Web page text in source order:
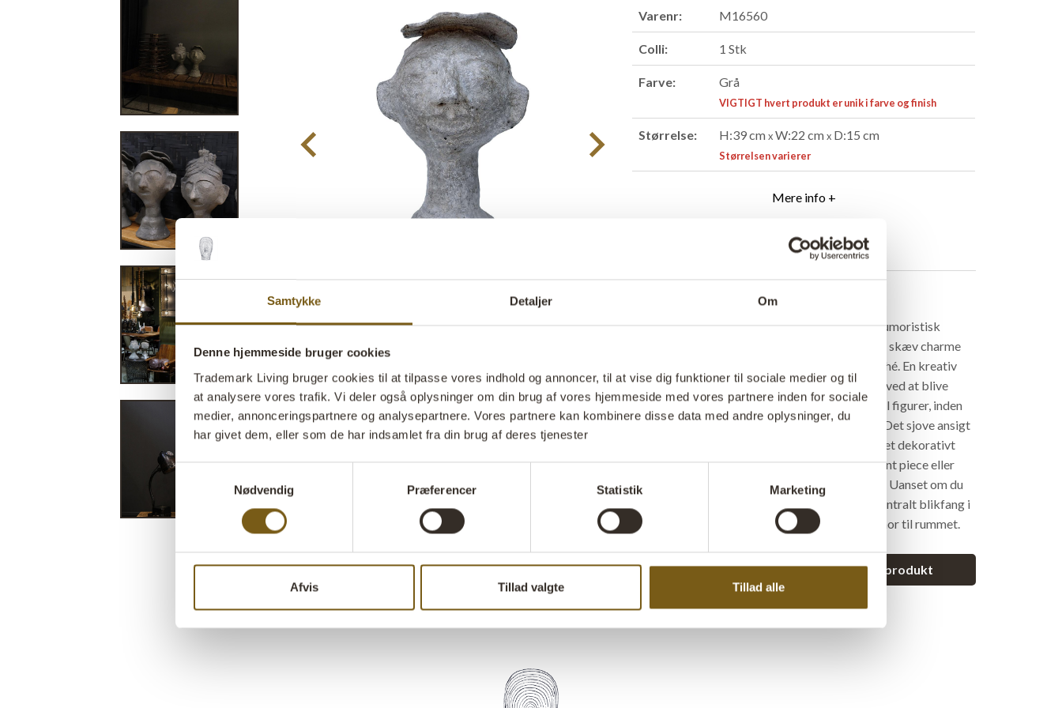
Samtykke Detaljer Om
Denne hjemmeside bruger cookies
Trademark Living bruger cookies til at tilpasse vores indhold og annoncer, til at vise dig funktioner til sociale medier og til
at analysere vores trafik. Vi deler også oplysninger om din brug af vores hjemmeside med vores partnere inden for sociale
medier, annonceringspartnere og analysepartnere. Vores partnere kan kombinere disse data med andre oplysninger, du
har givet dem, eller som de har indsamlet fra din brug af deres tjenester
Samtykkevalg
Nødvendig
Præferencer Statistik Marketing
Afvis Tillad valgte Tillad alle
Varenr: M16560
Colli: 1 Stk
Farve: Grå
VIGTIGT hvert produkt er unik i farve og finish
Størrelse: H:39 cm xW:22 cm x D:15 cm
Størrelsen varierer
Mere info +
B2B Login
Dette papmaché mandehoved har et unikt og humoristisk
udtryk, der straks giver indretningen et strejf af skæv charme
og personlighed. Figuren er håndlavet i papmaché. En kreativ
metode, hvor gamle aviser og blade genbruges ved at blive
revet i stykker, blandet med klister og formet til figurer, inden
de tørres og får deres karakteristiske rå finish. Det sjove ansigt
og den skulpturelle form gør mandehovedet til et dekorativt
element, der både kan stå alene som et statement piece eller
indgå i en samling af andre spændende nipsting. Uanset om du
placerer det på en hylde, i en reol eller som et centralt blikfang i
stuen, vil det uden tvivl tilføje både kant og humor til rummet.
Stil et spørgsmål vedrørende dette produkt